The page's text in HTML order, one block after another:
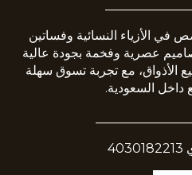
في الأزياء النسائية وفساتين
عصرية وفخمة بجودة عالية
الأذواق، مع تجربة تسوق سهلة
السعودية.